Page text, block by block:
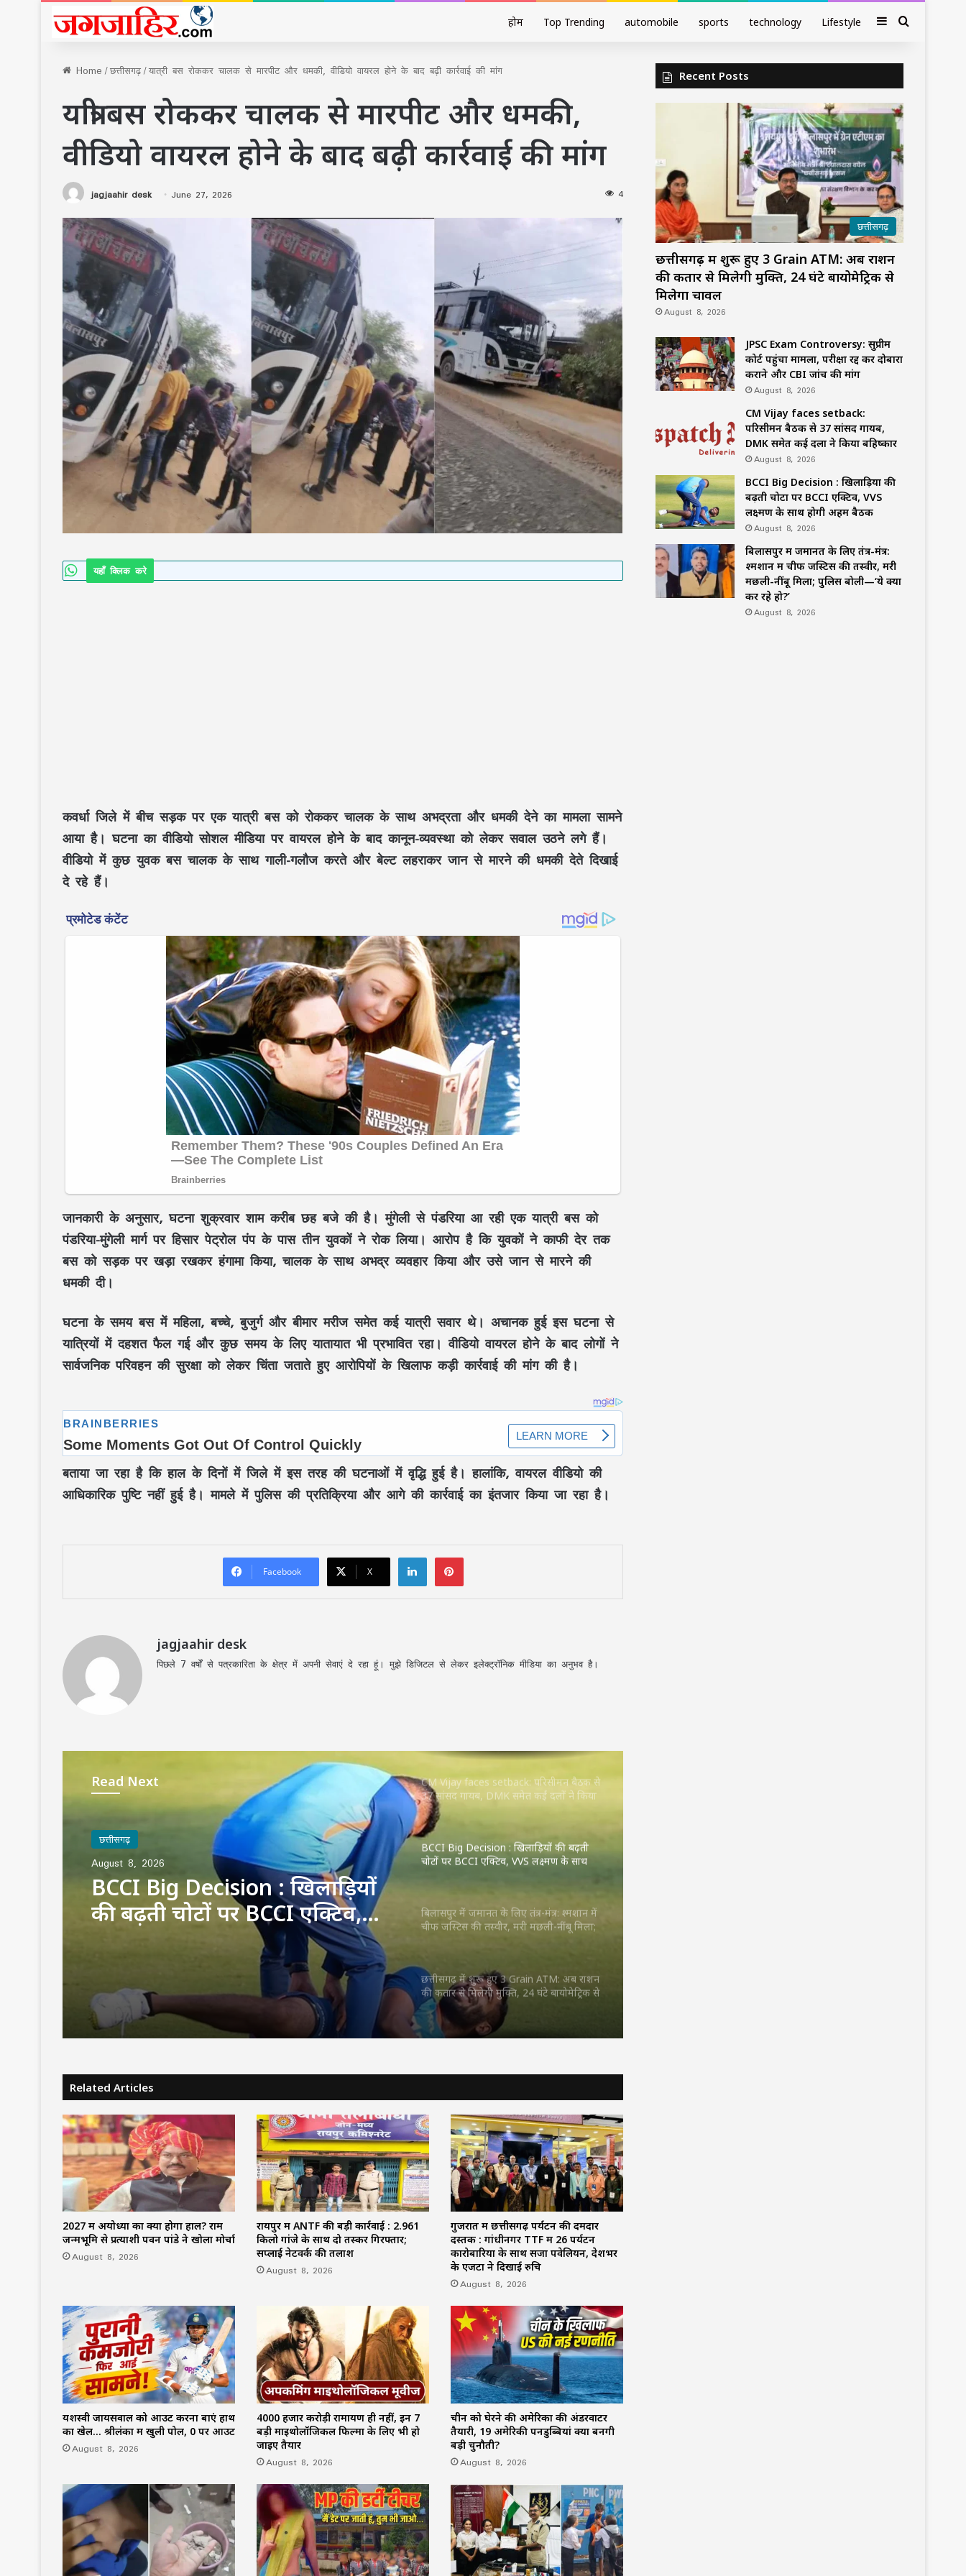
होम Top Trending automobile sports technology Lifestyle SidebarSearch
Home/छत्तीसगढ़/यात्री बस रोककर चालक से मारपीट और धमकी, वीडियो वायरल होने के बाद बढ़ी कार्रवाई की मांग
यात्री बस रोककर चालक से मारपीट और धमकी,
वीडियो वायरल होने के बाद बढ़ी कार्रवाई की मांग
jagjaahir desk June 27, 2026 4
यहाँ क्लिक करे
कवर्धा जिले में बीच सड़क पर एक यात्री बस को रोककर चालक के साथ अभद्रता और धमकी देने का मामला सामने
आया है। घटना का वीडियो सोशल मीडिया पर वायरल होने के बाद कानून-व्यवस्था को लेकर सवाल उठने लगे हैं।
वीडियो में कुछ युवक बस चालक के साथ गाली-गलौज करते और बेल्ट लहराकर जान से मारने की धमकी देते दिखाई
दे रहे हैं।
जानकारी के अनुसार, घटना शुक्रवार शाम करीब छह बजे की है। मुंगेली से पंडरिया आ रही एक यात्री बस को
पंडरिया-मुंगेली मार्ग पर हिसार पेट्रोल पंप के पास तीन युवकों ने रोक लिया। आरोप है कि युवकों ने काफी देर तक
बस को सड़क पर खड़ा रखकर हंगामा किया, चालक के साथ अभद्र व्यवहार किया और उसे जान से मारने की
धमकी दी।
घटना के समय बस में महिला, बच्चे, बुजुर्ग और बीमार मरीज समेत कई यात्री सवार थे। अचानक हुई इस घटना से
यात्रियों में दहशत फैल गई और कुछ समय के लिए यातायात भी प्रभावित रहा। वीडियो वायरल होने के बाद लोगों ने
सार्वजनिक परिवहन की सुरक्षा को लेकर चिंता जताते हुए आरोपियों के खिलाफ कड़ी कार्रवाई की मांग की है।
बताया जा रहा है कि हाल के दिनों में जिले में इस तरह की घटनाओं में वृद्धि हुई है। हालांकि, वायरल वीडियो की
आधिकारिक पुष्टि नहीं हुई है। मामले में पुलिस की प्रतिक्रिया और आगे की कार्रवाई का इंतजार किया जा रहा है।
Facebook X
LinkedInPinterest
jagjaahir desk
पिछले 7 वर्षों से पत्रकारिता के क्षेत्र में अपनी सेवाएं दे रहा हूं। मुझे डिजिटल से लेकर इलेक्ट्रॉनिक मीडिया का अनुभव है।
Read Next
छत्तीसगढ़
August 8, 2026
BCCI Big Decision : खिलाड़ियों
की बढ़ती चोटों पर BCCI एक्टिव,
VVS लक्ष्मण के साथ होगी अहम
छत्तीसगढ़ में शुरू हुए 3 Grain ATM: अब राशन
की कतार से मिलेगी मुक्ति, 24 घंटे बायोमेट्रिक से
मिलेगा चावल
CM Vijay faces setback: परिसीमन बैठक से
37 सांसद गायब, DMK समेत कई दलों ने किया
बहिष्कार
होगी अहम बैठक
बिलासपुर में जमानत के लिए तंत्र-मंत्र: श्मशान में
चीफ जस्टिस की तस्वीर, मरी मछली-नींबू मिला;
की कतार से मिलेगी मुक्ति, 24 घंटे बायोमेट्रिक से
CM Vijay faces setback: परिसीमन बैठक से
37 सांसद गायब, DMK समेत कई दलों ने किया
बहिष्कार
BCCI Big Decision : खिलाड़ियों की बढ़ती
चोटों पर BCCI एक्टिव, VVS लक्ष्मण के साथ
बिलासपुर में जमानत के लिए तंत्र-मंत्र: श्मशान में
चीफ जस्टिस की तस्वीर, मरी मछली-नींबू मिला;
छत्तीसगढ़ में शुरू हुए 3 Grain ATM: अब राशन
की कतार से मिलेगी मुक्ति, 24 घंटे बायोमेट्रिक से
मिलेगा चावल
जांच की मांग
37 सांसद गायब, DMK समेत कई दलों ने किया
बहिष्कार
BCCI Big Decision : खिलाड़ियों की बढ़ती
चोटों पर BCCI एक्टिव, VVS लक्ष्मण के साथ
होगी अहम बैठक
बिलासपुर में जमानत के लिए तंत्र-मंत्र: श्मशान में
चीफ जस्टिस की तस्वीर, मरी मछली-नींबू मिला;
पुलिस बोली—‘ये क्या कर रहे हो?’
Related Articles
2027 में अयोध्या का क्या होगा हाल? राम
जन्मभूमि से प्रत्याशी पवन पांडे ने खोला मोर्चा
August 8, 2026
रायपुर में ANTF की बड़ी कार्रवाई : 2.961
किलो गांजे के साथ दो तस्कर गिरफ्तार;
सप्लाई नेटवर्क की तलाश
August 8, 2026
गुजरात में छत्तीसगढ़ पर्यटन की दमदार
दस्तक : गांधीनगर TTF में 26 पर्यटन
कारोबारियों के साथ सजा पवेलियन, देशभर
के एजेंटों ने दिखाई रुचि
August 8, 2026
यशस्वी जायसवाल को आउट करना बाएं हाथ
का खेल… श्रीलंका में खुली पोल, 0 पर आउट
August 8, 2026
4000 हजार करोड़ी रामायण ही नहीं, इन 7
बड़ी माइथोलॉजिकल फिल्मों के लिए भी हो
जाइए तैयार
August 8, 2026
चीन को घेरने की अमेरिका की अंडरवाटर
तैयारी, 19 अमेरिकी पनडुब्बियां क्यों बनेंगी
बड़ी चुनौती?
August 8, 2026
Recent Posts
छत्तीसगढ़
छत्तीसगढ़ में शुरू हुए 3 Grain ATM: अब राशन
की कतार से मिलेगी मुक्ति, 24 घंटे बायोमेट्रिक से
मिलेगा चावल
August 8, 2026
JPSC Exam Controversy: सुप्रीम
कोर्ट पहुंचा मामला, परीक्षा रद्द कर दोबारा
कराने और CBI जांच की मांग
August 8, 2026
CM Vijay faces setback:
परिसीमन बैठक से 37 सांसद गायब,
DMK समेत कई दलों ने किया बहिष्कार
August 8, 2026
BCCI Big Decision : खिलाड़ियों की
बढ़ती चोटों पर BCCI एक्टिव, VVS
लक्ष्मण के साथ होगी अहम बैठक
August 8, 2026
बिलासपुर में जमानत के लिए तंत्र-मंत्र:
श्मशान में चीफ जस्टिस की तस्वीर, मरी
मछली-नींबू मिला; पुलिस बोली—‘ये क्या
कर रहे हो?’
August 8, 2026